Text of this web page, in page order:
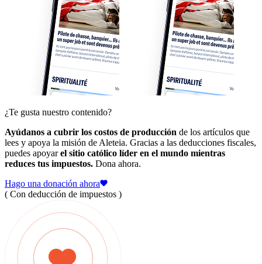
¿Te gusta nuestro contenido?
Ayúdanos a cubrir los costos de producción de los artículos que
lees y apoya la misión de Aleteia. Gracias a las deducciones fiscales,
puedes apoyarel sitio católico líder en el mundo mientras
reduces tus impuestos. Dona ahora.
Hago una donación ahora
( Con deducción de impuestos )